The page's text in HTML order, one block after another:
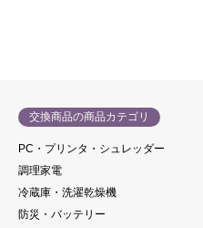
交換商品の商品カテゴリ
PC・プリンタ・シュレッダー
調理家電
冷蔵庫・洗濯乾燥機
防災・バッテリー